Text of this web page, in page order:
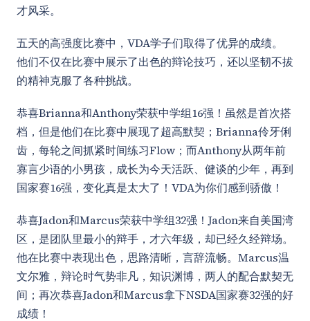
才风采。
五天的高强度比赛中，VDA学子们取得了优异的成绩。
他们不仅在比赛中展示了出色的辩论技巧，还以坚韧不拔
的精神克服了各种挑战。
恭喜Brianna和Anthony荣获中学组16强！虽然是首次搭
档，但是他们在比赛中展现了超高默契；Brianna伶牙俐
齿，每轮之间抓紧时间练习Flow；而Anthony从两年前
寡言少语的小男孩，成长为今天活跃、健谈的少年，再到
国家赛16强，变化真是太大了！VDA为你们感到骄傲！
恭喜Jadon和Marcus荣获中学组32强！Jadon来自美国湾
区，是团队里最小的辩手，才六年级，却已经久经辩场。
他在比赛中表现出色，思路清晰，言辞流畅。Marcus温
文尔雅，辩论时气势非凡，知识渊博，两人的配合默契无
间；再次恭喜Jadon和Marcus拿下NSDA国家赛32强的好
成绩！